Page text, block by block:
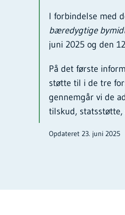
I forbindelse med
bæredygtige
juni 2025 og den
På det første
støtte til i de tre
gennemgår vi de
tilskud,
Opdateret 23. juni 2025